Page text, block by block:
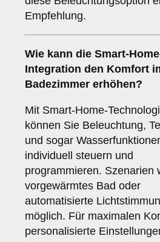
Empfehlung.
Wie kann die Smart-
Integration den Komfort
Badezimmer erhöhen?
Mit Smart-Home-
können Sie Beleuchtung,
und sogar
individuell steuern und
programmieren. Szenarien
vorgewärmtes Bad oder
automatisierte
möglich. Für maximalen
personalisierte